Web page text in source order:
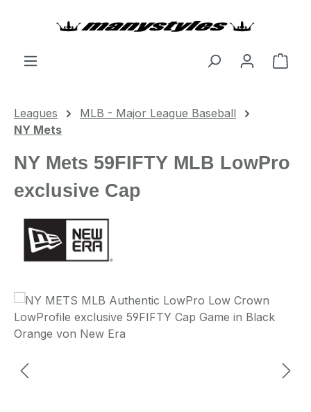
Leagues
MLB - Major League Baseball
NY Mets
NY Mets 59FIFTY MLB LowPro
exclusive Cap
Bildergalerie überspringen